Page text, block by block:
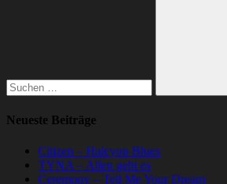
Neueste Beiträge
Citizen – Halcyon Blues
TYNA – Allen geht es
Ceremony – Tell Me Your Dream